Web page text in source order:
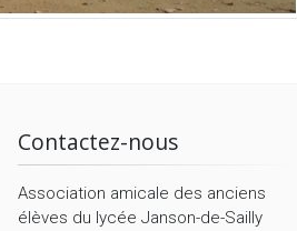
Contactez-nous
Association amicale des anciens
élèves du lycée Janson-de-Sailly